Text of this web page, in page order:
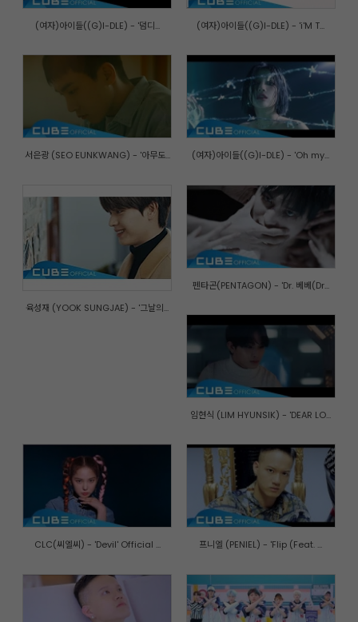
(여자)아이들((G)I-DLE) - '덤디... (여자)아이들((G)I-DLE) - 'i'M T...
서은광 (SEO EUNKWANG) - '아무도... (여자)아이들((G)I-DLE) - 'Oh my...
육성재 (YOOK SUNGJAE) - '그날의...
펜타곤(PENTAGON) - 'Dr. 베베(Dr...
임현식 (LIM HYUNSIK) - 'DEAR LO...
CLC(씨엘씨) - 'Devil' Official ... 프니엘 (PENIEL) - 'Flip (Feat. ...